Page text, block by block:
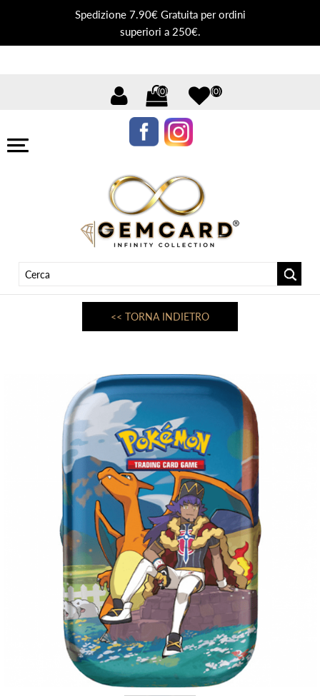
Spedizione 7.90€ Gratuita per ordini
superiori a 250€.
(0) (0)
<< TORNA INDIETRO